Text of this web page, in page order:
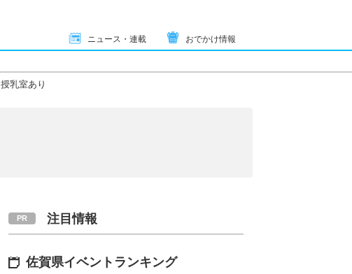
ニュース・連載 おでかけ情報
授乳室あり
注目情報
佐賀県イベントランキング